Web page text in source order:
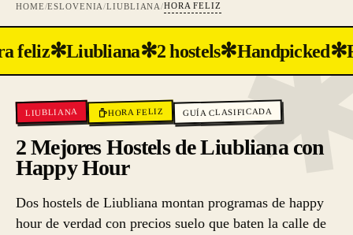
HOME/ESLOVENIA/LIUBLIANA/HORA FELIZ
feliz✻Liubliana✻2 hostels✻Handpicked✻
LIUBLIANA HORA FELIZ GUÍA CLASIFICADA
2 Mejores Hostels de Liubliana con
Happy Hour
Dos hostels de Liubliana montan programas de happy
hour de verdad con precios suelo que baten la calle de